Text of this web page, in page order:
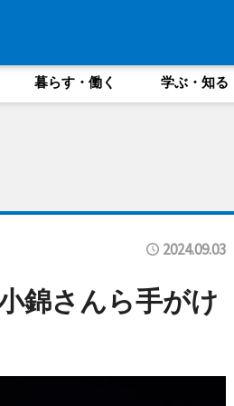
暮らす・働く 学ぶ・知る
2024.09.03
錦さんら手がけ